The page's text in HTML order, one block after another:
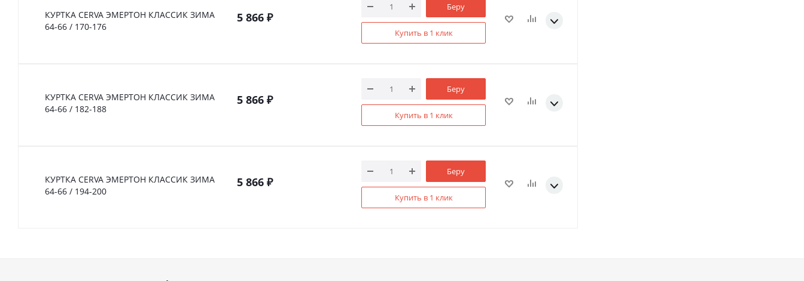
КУРТКА CERVA ЭМЕРТОН КЛАССИК ЗИМА
64-66 / 170-176
5 866 ₽
Беру
Купить в 1 клик
КУРТКА CERVA ЭМЕРТОН КЛАССИК ЗИМА
64-66 / 182-188
5 866 ₽
Беру
Купить в 1 клик
КУРТКА CERVA ЭМЕРТОН КЛАССИК ЗИМА
64-66 / 194-200
5 866 ₽
Беру
Купить в 1 клик